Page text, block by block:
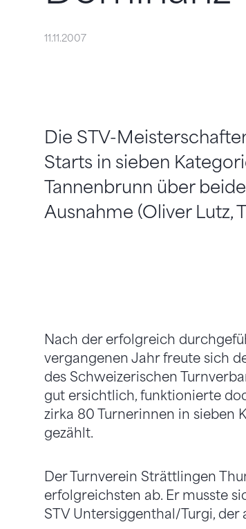
11.11.2007
Die STV-
Starts in sieben
Tannenbrunn über
Ausnahme (Oliver Lutz,
Nach der erfolgreich
vergangenen Jahr freute sich
des Schweizerischen
gut ersichtlich, funktionierte
zirka 80 Turnerinnen in sieben
gezählt.
Der Turnverein Strättlingen
erfolgreichsten ab. Er musste
STV Untersiggenthal/Turgi, der